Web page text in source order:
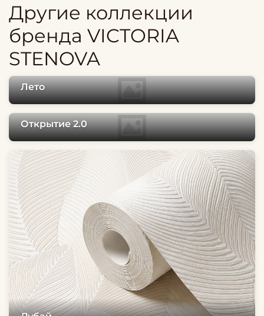
Другие коллекции
бренда VICTORIA
STENOVA
Лето
Открытие 2.0